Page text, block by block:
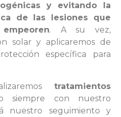
y evitando la
de las lesiones que
. A su vez,
solar y aplicaremos de
específica para
tratamientos
siempre con nuestro
nuestro seguimiento y